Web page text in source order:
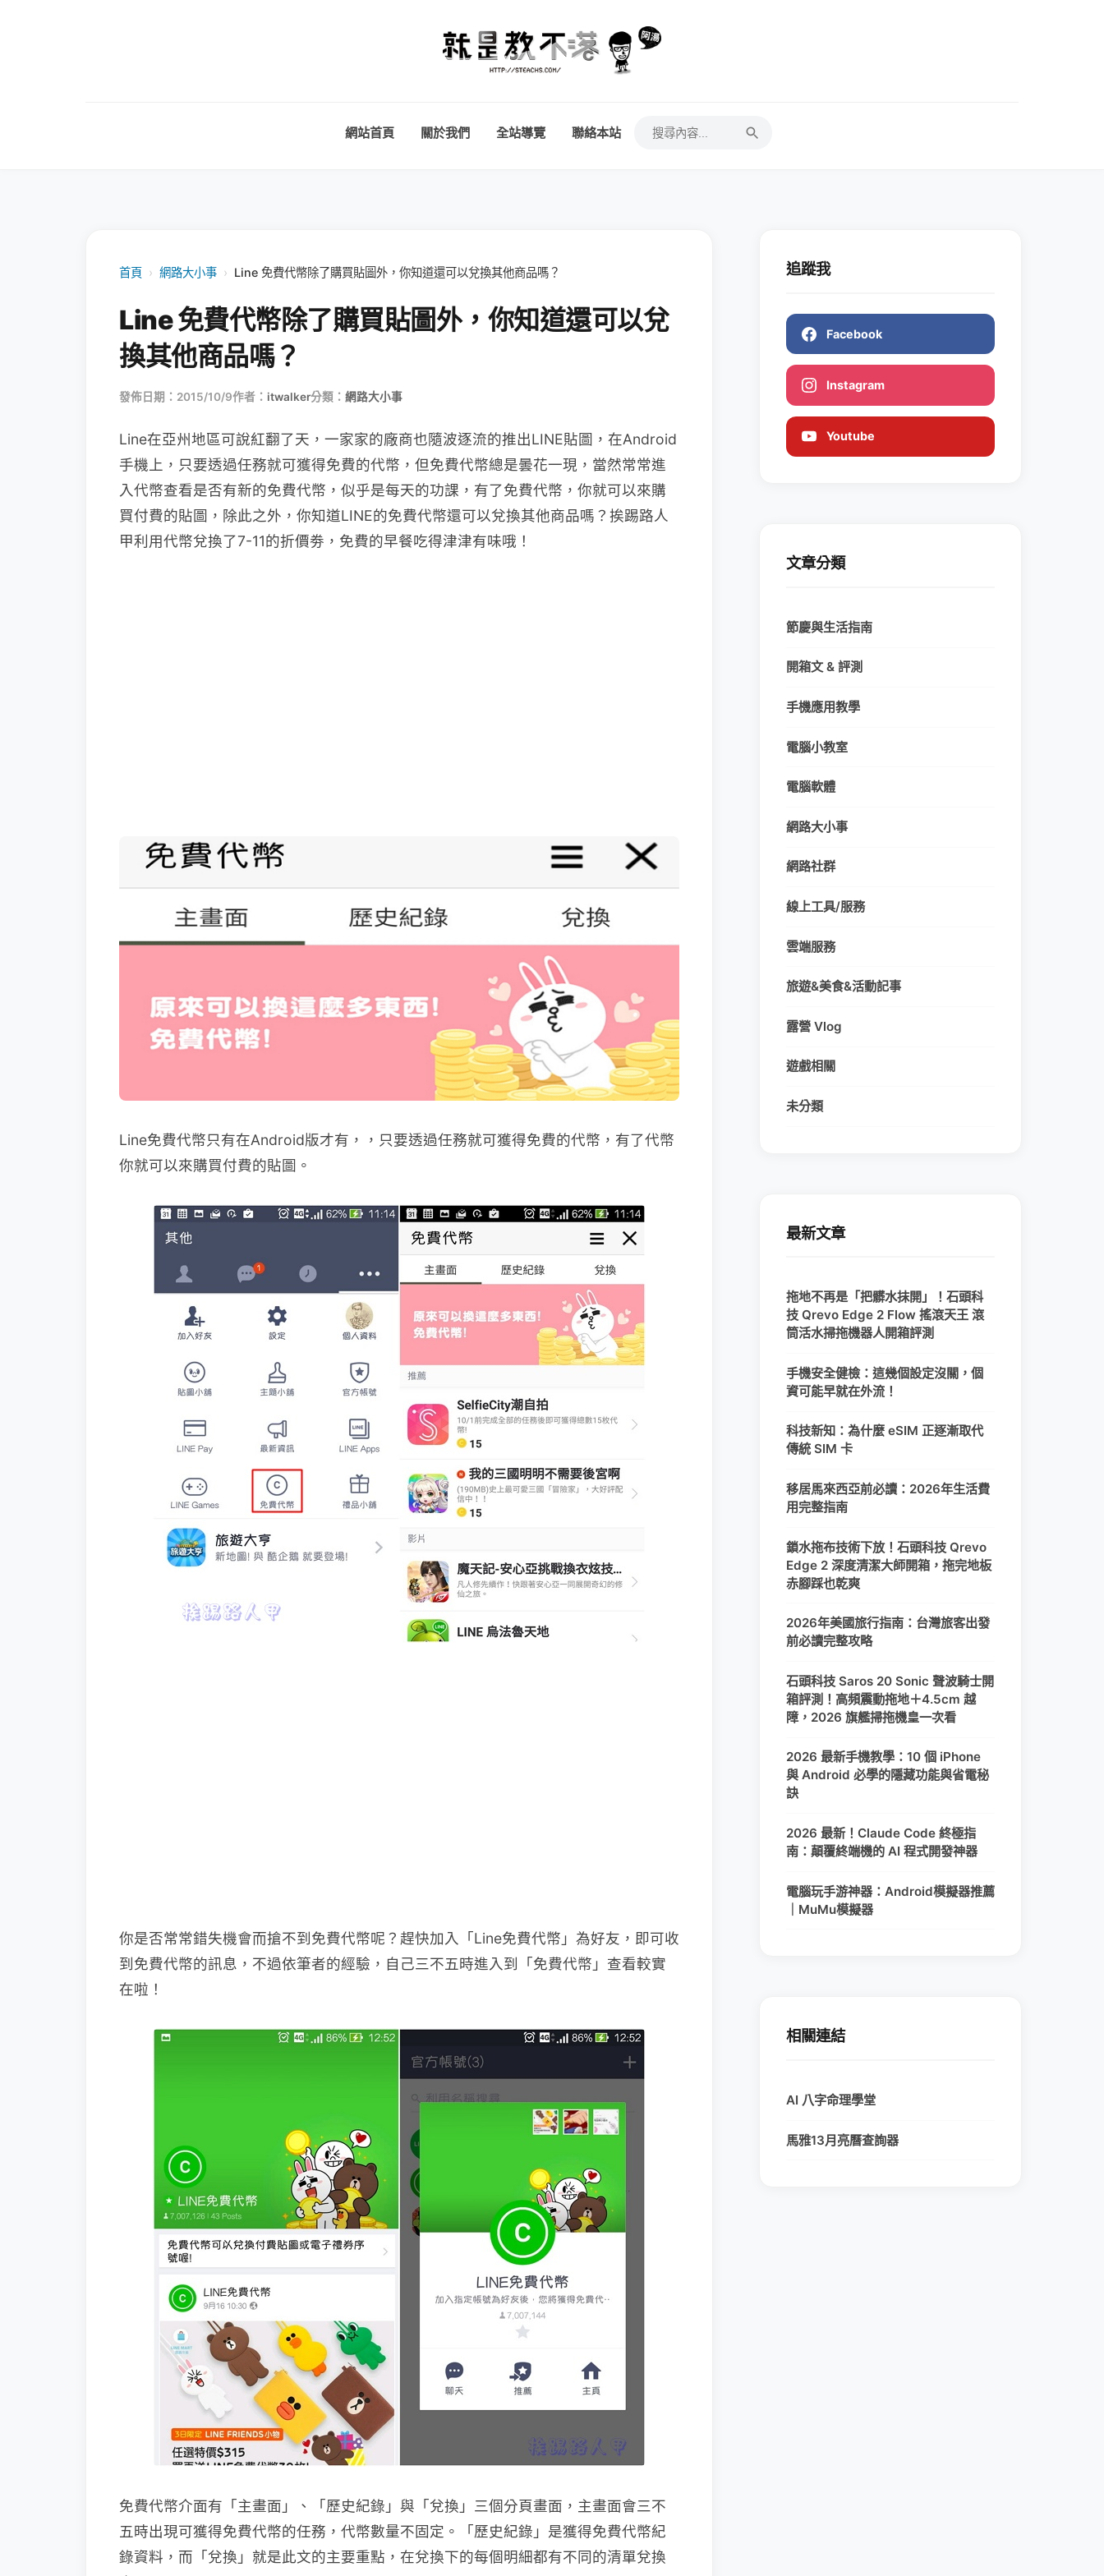
網站首頁 關於我們 全站導覽 聯絡本站
首頁 › 網路大小事 › Line 免費代幣除了購買貼圖外，你知道還可以兌換其他商品嗎？
Line 免費代幣除了購買貼圖外，你知道還可以兌
換其他商品嗎？
發佈日期：2015/10/9作者： itwalker分類： 網路大小事
Line在亞州地區可說紅翻了天，一家家的廠商也隨波逐流的推出LINE貼圖，在Android
手機上，只要透過任務就可獲得免費的代幣，但免費代幣總是曇花一現，當然常常進
入代幣查看是否有新的免費代幣，似乎是每天的功課，有了免費代幣，你就可以來購
買付費的貼圖，除此之外，你知道LINE的免費代幣還可以兌換其他商品嗎？挨踢路人
甲利用代幣兌換了7-11的折價劵，免費的早餐吃得津津有味哦！
Line免費代幣只有在Android版才有，，只要透過任務就可獲得免費的代幣，有了代幣
你就可以來購買付費的貼圖。
你是否常常錯失機會而搶不到免費代幣呢？趕快加入「Line免費代幣」為好友，即可收
到免費代幣的訊息，不過依筆者的經驗，自己三不五時進入到「免費代幣」查看較實
在啦！
免費代幣介面有「主畫面」、「歷史紀錄」與「兌換」三個分頁畫面，主畫面會三不
五時出現可獲得免費代幣的任務，代幣數量不固定。「歷史紀錄」是獲得免費代幣紀
錄資料，而「兌換」就是此文的主要重點，在兌換下的每個明細都有不同的清單兌換
追蹤我
Facebook
Instagram
Youtube
文章分類
節慶與生活指南
開箱文 & 評測
手機應用教學
電腦小教室
電腦軟體
網路大小事
網路社群
線上工具/服務
雲端服務
旅遊&美食&活動記事
露營 Vlog
遊戲相關
未分類
最新文章
拖地不再是「把髒水抹開」！石頭科
技 Qrevo Edge 2 Flow 搖滾天王 滾
筒活水掃拖機器人開箱評測
手機安全健檢：這幾個設定沒關，個
資可能早就在外流！
科技新知：為什麼 eSIM 正逐漸取代
傳統 SIM 卡
移居馬來西亞前必讀：2026年生活費
用完整指南
鎖水拖布技術下放！石頭科技 Qrevo
Edge 2 深度清潔大師開箱，拖完地板
赤腳踩也乾爽
2026年美國旅行指南：台灣旅客出發
前必讀完整攻略
石頭科技 Saros 20 Sonic 聲波騎士開
箱評測！高頻震動拖地＋4.5cm 越
障，2026 旗艦掃拖機皇一次看
2026 最新手機教學：10 個 iPhone
與 Android 必學的隱藏功能與省電秘
訣
2026 最新！Claude Code 終極指
南：顛覆終端機的 AI 程式開發神器
電腦玩手游神器：Android模擬器推薦
｜MuMu模擬器
相關連結
AI 八字命理學堂
馬雅13月亮曆查詢器